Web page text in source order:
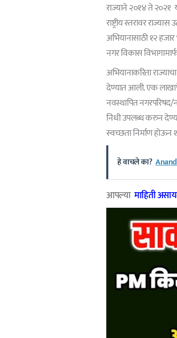
राज्याने २०१४ ते २०२१
राष्ट्रीय स्तरावर
अभियानासाठी १२
नगर विकास
अभियानाकरिता
देण्यात आली. एक
नवस्थापित
निधी उपलब्ध करुन
स्वच्छता निर्माण होऊन
हे वाचले का?
आपल्यामाहिती